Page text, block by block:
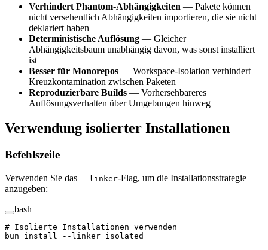
Verhindert Phantom-Abhängigkeiten — Pakete können
nicht versehentlich Abhängigkeiten importieren, die sie nicht
deklariert haben
Deterministische Auflösung — Gleicher
Abhängigkeitsbaum unabhängig davon, was sonst installiert
ist
Besser für Monorepos — Workspace-Isolation verhindert
Kreuzkontamination zwischen Paketen
Reproduzierbare Builds — Vorhersehbareres
Auflösungsverhalten über Umgebungen hinweg
Verwendung isolierter Installationen
Befehlszeile
Verwenden Sie das --linker-Flag, um die Installationsstrategie
anzugeben:
bash
# Isolierte Installationen verwenden
bun install --linker isolated